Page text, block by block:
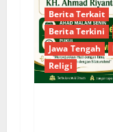
Berita Terkait
Berita Terkini
Jawa Tengah
Religi